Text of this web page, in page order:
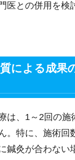
医との併用を検
による成果
は、1～2回の施
。特に、施術回
鍼灸が合わない